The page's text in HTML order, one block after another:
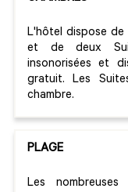
L'hôtel dispose
et de deux
insonorisées et
gratuit. Les
chambre.
PLAGE
Les